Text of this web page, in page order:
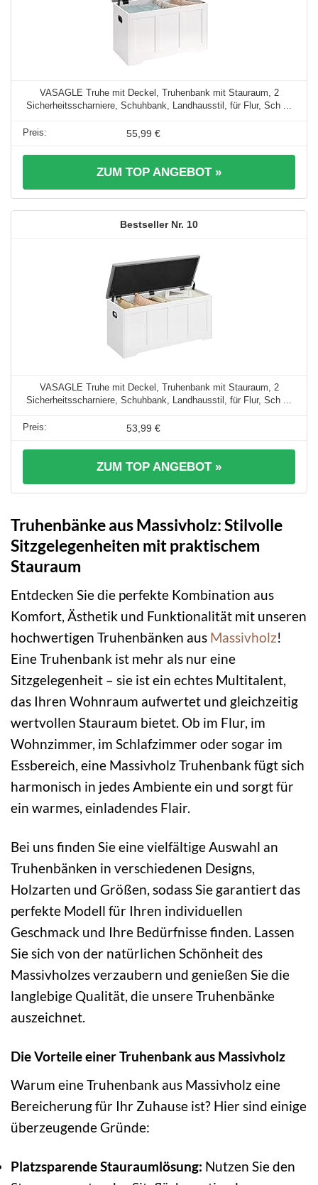
VASAGLE Truhe mit Deckel, Truhenbank mit Stauraum, 2
Sicherheitsscharniere, Schuhbank, Landhausstil, für Flur, Sch ...
55,99 €
ZUM TOP ANGEBOT »
10
VASAGLE Truhe mit Deckel, Truhenbank mit Stauraum, 2
Sicherheitsscharniere, Schuhbank, Landhausstil, für Flur, Sch ...
53,99 €
ZUM TOP ANGEBOT »
Truhenbänke aus Massivholz: Stilvolle
Sitzgelegenheiten mit praktischem
Stauraum
Entdecken Sie die perfekte Kombination aus
Komfort, Ästhetik und Funktionalität mit unseren
hochwertigen Truhenbänken aus Massivholz!
Eine Truhenbank ist mehr als nur eine
Sitzgelegenheit – sie ist ein echtes Multitalent,
das Ihren Wohnraum aufwertet und gleichzeitig
wertvollen Stauraum bietet. Ob im Flur, im
Wohnzimmer, im Schlafzimmer oder sogar im
Essbereich, eine Massivholz Truhenbank fügt sich
harmonisch in jedes Ambiente ein und sorgt für
ein warmes, einladendes Flair.
Bei uns finden Sie eine vielfältige Auswahl an
Truhenbänken in verschiedenen Designs,
Holzarten und Größen, sodass Sie garantiert das
perfekte Modell für Ihren individuellen
Geschmack und Ihre Bedürfnisse finden. Lassen
Sie sich von der natürlichen Schönheit des
Massivholzes verzaubern und genießen Sie die
langlebige Qualität, die unsere Truhenbänke
auszeichnet.
Die Vorteile einer Truhenbank aus Massivholz
Warum eine Truhenbank aus Massivholz eine
Bereicherung für Ihr Zuhause ist? Hier sind einige
überzeugende Gründe:
Platzsparende Stauraumlösung: Nutzen Sie den